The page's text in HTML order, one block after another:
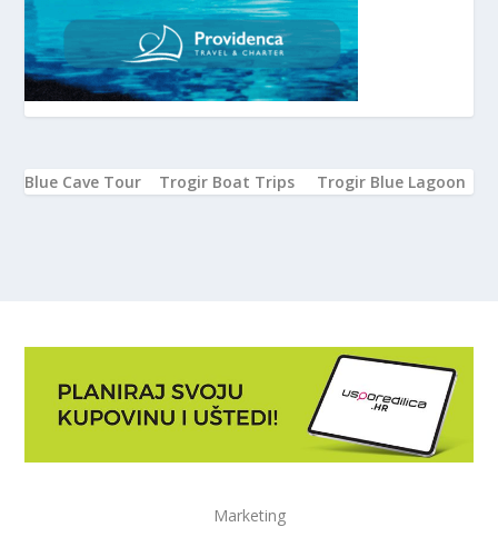
Blue Cave Tour Trogir Boat Trips Trogir Blue Lagoon
Marketing